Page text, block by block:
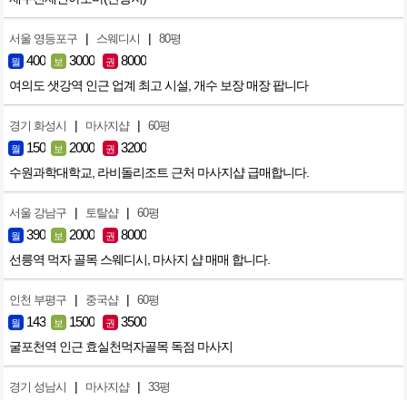
서울 영등포구 | 스웨디시 | 80평
월 400 보 3000 권 8000
여의도 샛강역 인근 업계 최고 시설, 개수 보장 매장 팝니다
경기 화성시 | 마사지샵 | 60평
월 150 보 2000 권 3200
수원과학대학교, 라비돌리조트 근처 마사지샵 급매합니다.
서울 강남구 | 토탈샵 | 60평
월 390 보 2000 권 8000
선릉역 먹자 골목 스웨디시, 마사지 샵 매매 합니다.
인천 부평구 | 중국샵 | 60평
월 143 보 1500 권 3500
굴포천역 인근 효실천먹자골목 독점 마사지
경기 성남시 | 마사지샵 | 33평